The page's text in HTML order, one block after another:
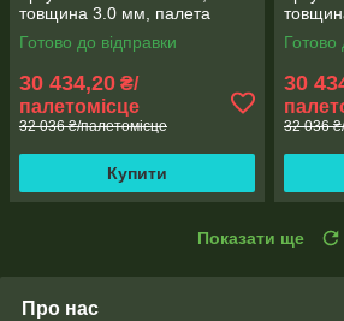
товщина 3.0 мм, палета
500кг (КПЛ-2000*1000-
3.0/500-1)
Готово до відправки
30 434,20 ₴/
палетомісце
32 036 ₴/палетомісце
Купити
500кг
3.0/
Готово
30
32 036
Показати ще
Про нас